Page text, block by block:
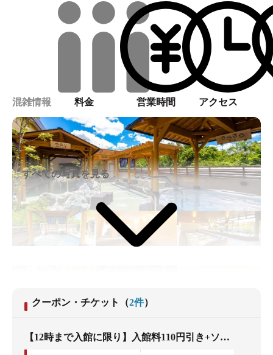
混雑情報 料金 営業時間 アクセス
すべての写真を見る
クーポン・チケット （2件）
【12時まで入館に限り】入館料110円引き+ソフトドリンク一杯